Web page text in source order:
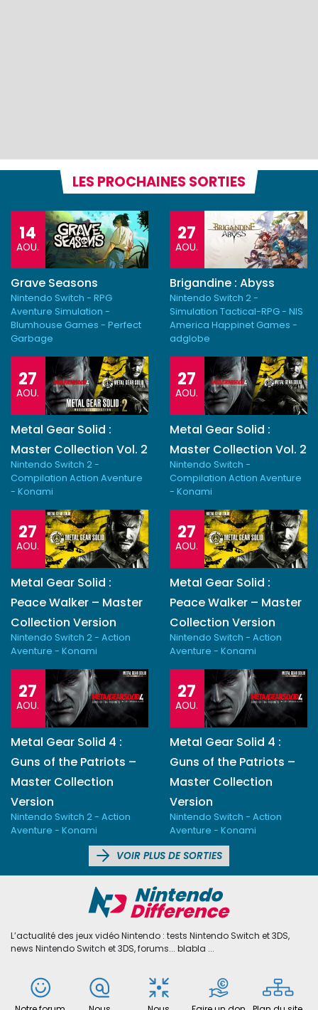
LES PROCHAINES SORTIES
14
AOU.
Grave Seasons
Nintendo Switch - RPG
Aventure Simulation -
Blumhouse Games - Perfect
Garbage
27
AOU.
Brigandine : Abyss
Nintendo Switch 2 -
Simulation Tactical-RPG - NIS
America Happinet Games -
adglobe
27
AOU.
Metal Gear Solid :
Master Collection Vol. 2
Nintendo Switch 2 -
Compilation Action Aventure
- Konami
27
AOU.
Metal Gear Solid :
Master Collection Vol. 2
Nintendo Switch -
Compilation Action Aventure
- Konami
27
AOU.
Metal Gear Solid :
Peace Walker – Master
Collection Version
Nintendo Switch 2 - Action
Aventure - Konami
27
AOU.
Metal Gear Solid :
Peace Walker – Master
Collection Version
Nintendo Switch - Action
Aventure - Konami
27
AOU.
Metal Gear Solid 4 :
Guns of the Patriots –
Master Collection
Version
Nintendo Switch 2 - Action
Aventure - Konami
27
AOU.
Metal Gear Solid 4 :
Guns of the Patriots –
Master Collection
Version
Nintendo Switch - Action
Aventure - Konami
VOIR PLUS DE SORTIES
L’actualité des jeux vidéo Nintendo : tests Nintendo Switch et 3DS,
news Nintendo Switch et 3DS, forums... blabla ...